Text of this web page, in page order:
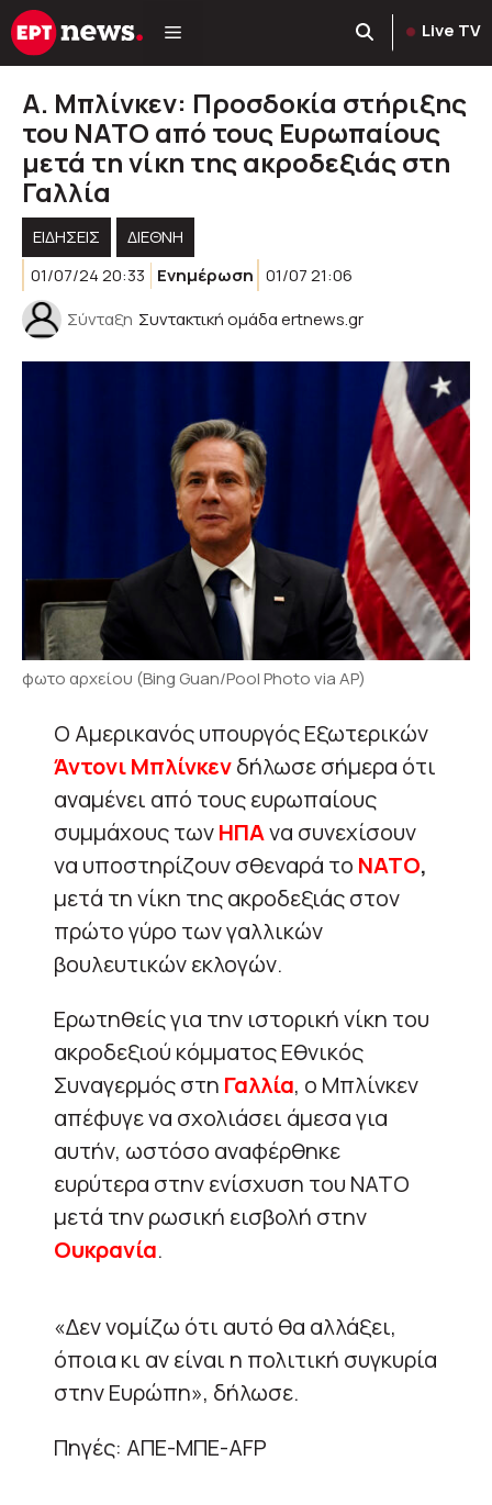
Μετάβαση
σε
Live TV
Α. Μπλίνκεν: Προσδοκία στήριξης
του ΝΑΤΟ από τους Ευρωπαίους
μετά τη νίκη της ακροδεξιάς στη
Γαλλία
ΕΙΔΗΣΕΙΣ
ΔΙΕΘΝΗ
01/07/24 20:33
Ενημέρωση 01/07 21:06
Σύνταξη Συντακτική ομάδα ertnews.gr
φωτο αρχείου (Bing Guan/Pool Photo via AP)
Ο Αμερικανός υπουργός Εξωτερικών
Άντονι Μπλίνκενδήλωσε σήμερα ότι
αναμένει από τους ευρωπαίους
συμμάχους τωνΗΠΑνα συνεχίσουν
να υποστηρίζουν σθεναρά το ΝΑΤΟ,
μετά τη νίκη της ακροδεξιάς στον
πρώτο γύρο των γαλλικών
βουλευτικών εκλογών.
Ερωτηθείς για την ιστορική νίκη του
ακροδεξιού κόμματος Εθνικός
Συναγερμός στη Γαλλία, ο Μπλίνκεν
απέφυγε να σχολιάσει άμεσα για
αυτήν, ωστόσο αναφέρθηκε
ευρύτερα στην ενίσχυση του ΝΑΤΟ
μετά την ρωσική εισβολή στην
Ουκρανία.
«Δεν νομίζω ότι αυτό θα αλλάξει,
όποια κι αν είναι η πολιτική συγκυρία
στην Ευρώπη», δήλωσε.
Πηγές: ΑΠΕ-ΜΠΕ-AFP